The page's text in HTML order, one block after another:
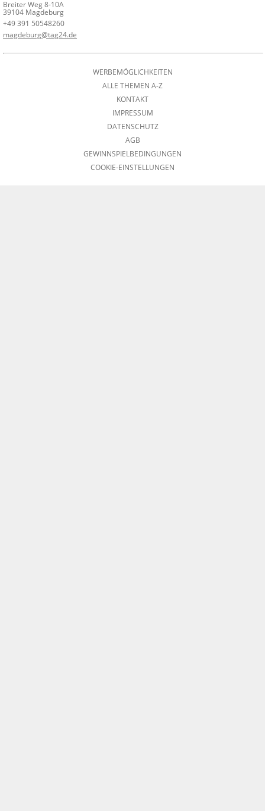
Breiter Weg 8-10A
39104 Magdeburg
+49 391 50548260
magdeburg@tag24.de
WERBEMÖGLICHKEITEN
ALLE THEMEN A-Z
KONTAKT
IMPRESSUM
DATENSCHUTZ
AGB
GEWINNSPIELBEDINGUNGEN
COOKIE-EINSTELLUNGEN